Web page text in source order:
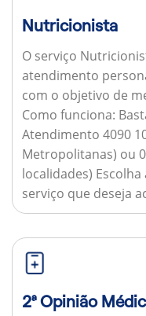
Nutricionista
O serviço
atendimento
com o objetivo de
Como funciona:
Atendimento 4090
Metropolitanas) ou
localidades)
serviço que deseja
2ª Opinião